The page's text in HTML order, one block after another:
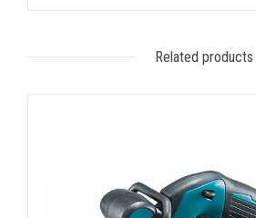
Related products